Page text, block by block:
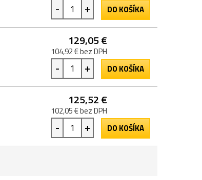
- + DO KOŠÍKA
129,05 €
104,92 € bez DPH
- + DO KOŠÍKA
125,52 €
102,05 € bez DPH
- + DO KOŠÍKA